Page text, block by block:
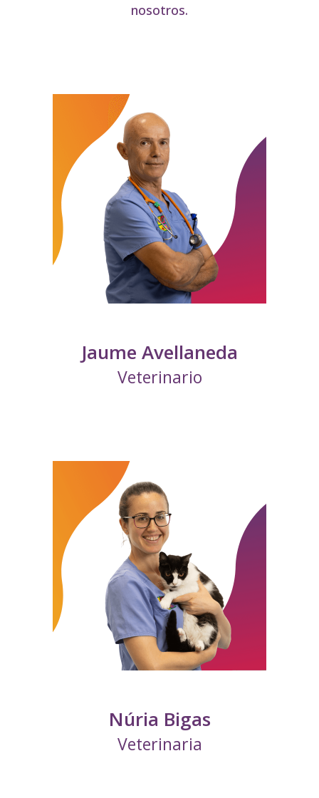
nosotros.
Jaume Avellaneda
Veterinario
Núria Bigas
Veterinaria